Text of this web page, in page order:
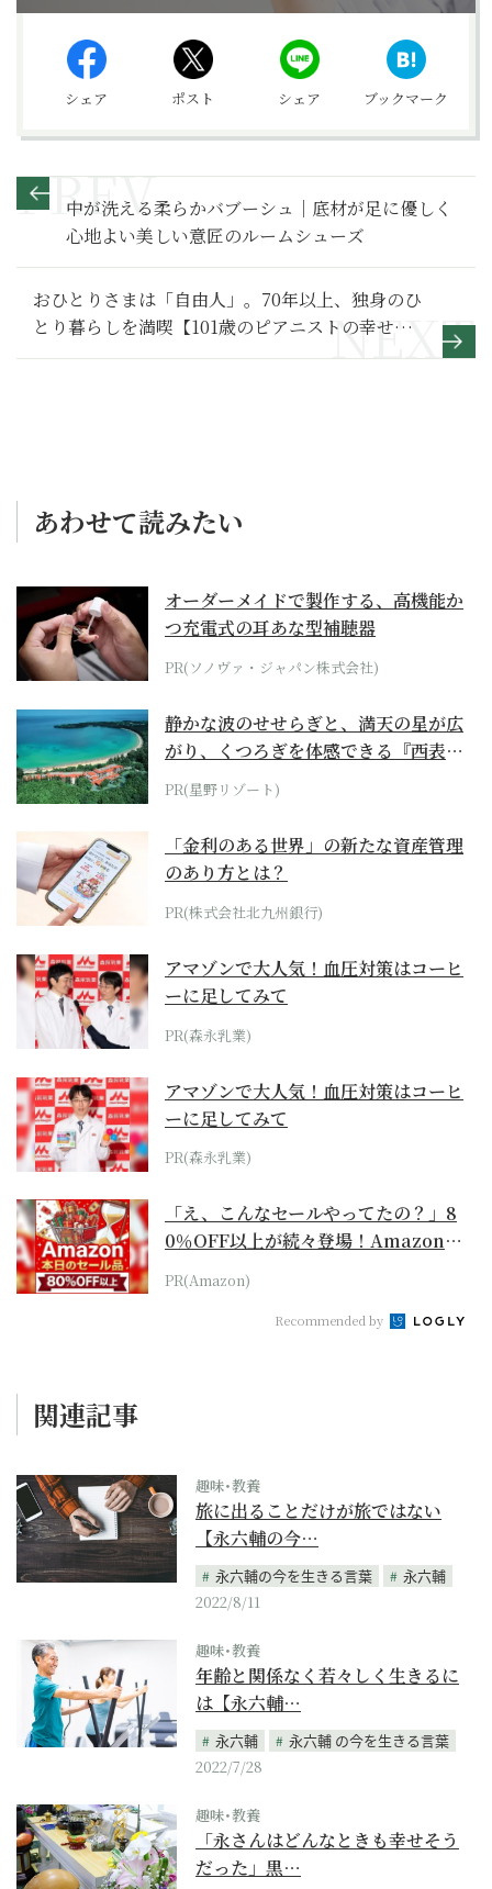
シェア ポスト シェア ブックマーク
中が洗える柔らかバブーシュ｜底材が足に優しく
心地よい美しい意匠のルームシューズ
おひとりさまは「自由人」。70年以上、独身のひ
とり暮らしを満喫【101歳のピアニストの幸せに
生きるコツ】４
あわせて読みたい
オーダーメイドで製作する、高機能か
つ充電式の耳あな型補聴器
PR(ソノヴァ・ジャパン株式会社)
静かな波のせせらぎと、満天の星が広
がり、くつろぎを体感できる『西表島
ホテル by...
PR(星野リゾート)
「金利のある世界」の新たな資産管理
のあり方とは？
PR(株式会社北九州銀行)
アマゾンで大人気！血圧対策はコーヒ
ーに足してみて
PR(森永乳業)
アマゾンで大人気！血圧対策はコーヒ
ーに足してみて
PR(森永乳業)
「え、こんなセールやってたの？」8
0％OFF以上が続々登場！Amazonの
本気が...
PR(Amazon)
Recommended by
関連記事
趣味･教養
旅に出ることだけが旅ではない
【永六輔の今…
永六輔の今を生きる言葉
永六輔
2022/8/11
趣味･教養
年齢と関係なく若々しく生きるに
は【永六輔…
永六輔
永六輔 の今を生きる言葉
2022/7/28
趣味･教養
「永さんはどんなときも幸せそう
だった」黒…